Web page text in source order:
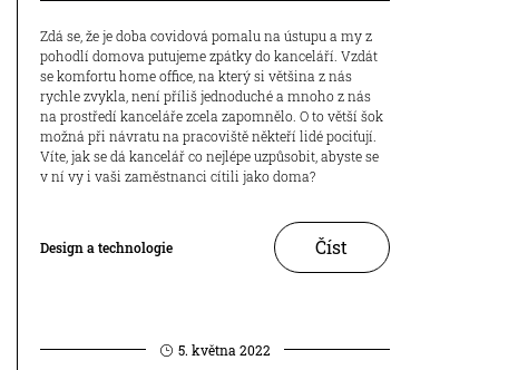
Zdá se, že je doba covidová pomalu na ústupu a my z
pohodlí domova putujeme zpátky do kanceláří. Vzdát
se komfortu home office, na který si většina z nás
rychle zvykla, není příliš jednoduché a mnoho z nás
na prostředí kanceláře zcela zapomnělo. O to větší šok
možná při návratu na pracoviště někteří lidé pociťují.
Víte, jak se dá kancelář co nejlépe uzpůsobit, abyste se
v ní vy i vaši zaměstnanci cítili jako doma?
Design a technologie Číst
5. května 2022